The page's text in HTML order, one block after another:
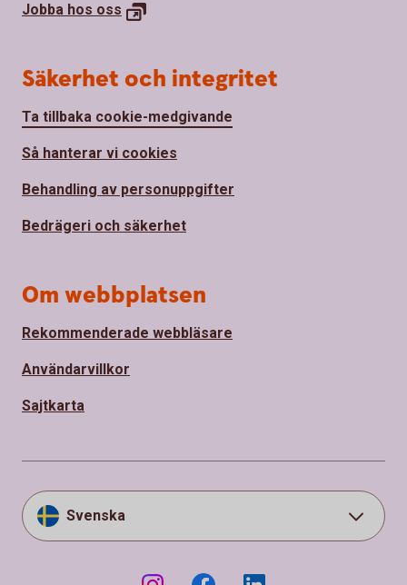
Jobba hos oss
Säkerhet och integritet
Ta tillbaka cookie-medgivande
Så hanterar vi cookies
Behandling av personuppgifter
Bedrägeri och säkerhet
Om webbplatsen
Rekommenderade webbläsare
Användarvillkor
Sajtkarta
Svenska